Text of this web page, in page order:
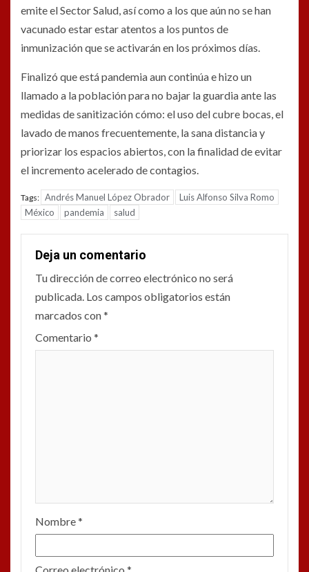
emite el Sector Salud, así como a los que aún no se han
vacunado estar estar atentos a los puntos de
inmunización que se activarán en los próximos días.
Finalizó que está pandemia aun continúa e hizo un
llamado a la población para no bajar la guardia ante las
medidas de sanitización cómo: el uso del cubre bocas, el
lavado de manos frecuentemente, la sana distancia y
priorizar los espacios abiertos, con la finalidad de evitar
el incremento acelerado de contagios.
Tags: Andrés Manuel López Obrador
Luis Alfonso Silva Romo
México
pandemia salud
Deja un comentario
Tu dirección de correo electrónico no será
publicada. Los campos obligatorios están
marcados con*
Comentario *
Nombre*